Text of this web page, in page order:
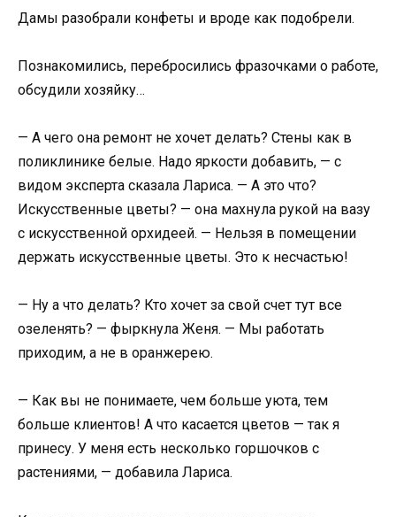
Дамы разобрали конфеты и вроде как подобрели.
Познакомились, перебросились фразочками о работе,
обсудили хозяйку…
— А чего она ремонт не хочет делать? Стены как в
поликлинике белые. Надо яркости добавить, — с
видом эксперта сказала Лариса. — А это что?
Искусственные цветы? — она махнула рукой на вазу
с искусственной орхидеей. — Нельзя в помещении
держать искусственные цветы. Это к несчастью!
— Ну а что делать? Кто хочет за свой счет тут все
озеленять? — фыркнула Женя. — Мы работать
приходим, а не в оранжерею.
— Как вы не понимаете, чем больше уюта, тем
больше клиентов! А что касается цветов — так я
принесу. У меня есть несколько горшочков с
растениями, — добавила Лариса.